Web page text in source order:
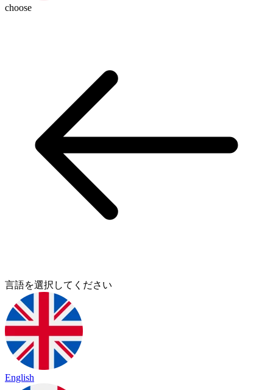
choose
言語を選択してください
English